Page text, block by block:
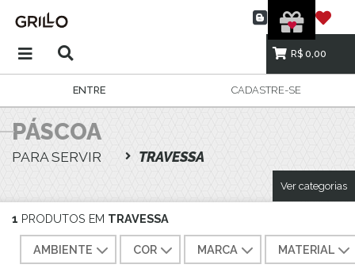
R$ 0,00
ENTRE CADASTRE-SE
PÁSCOA
PARA SERVIR TRAVESSA
Ver categorias
1 PRODUTOS EM TRAVESSA
AMBIENTE COR MARCA MATERIAL